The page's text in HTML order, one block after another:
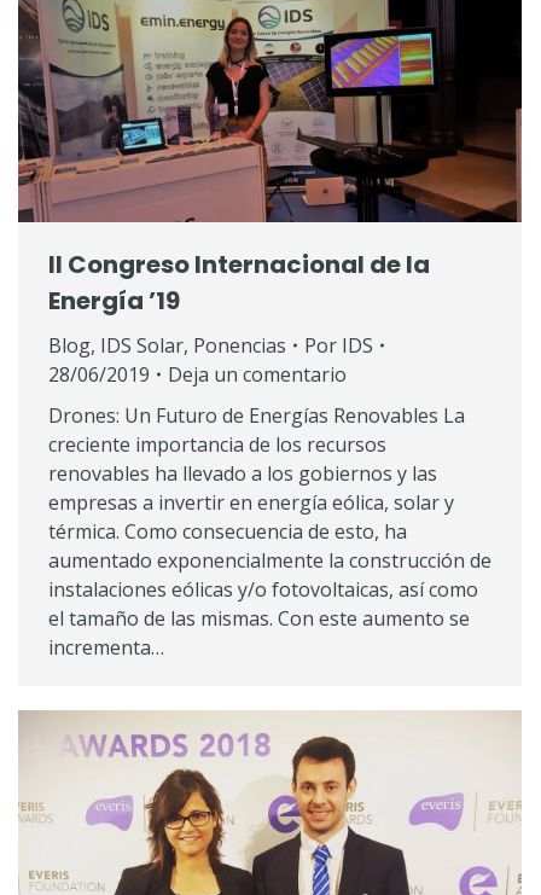
II Congreso Internacional de la
Energía ’19
Blog, IDS Solar, Ponencias Por IDS
28/06/2019
Deja un comentario
Drones: Un Futuro de Energías Renovables La
creciente importancia de los recursos
renovables ha llevado a los gobiernos y las
empresas a invertir en energía eólica, solar y
térmica. Como consecuencia de esto, ha
aumentado exponencialmente la construcción de
instalaciones eólicas y/o fotovoltaicas, así como
el tamaño de las mismas. Con este aumento se
incrementa…